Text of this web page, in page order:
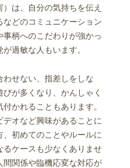
は、自分の気持ちを伝え
どのコミュニケーション
柄へのこだわりが強かっ
過敏な人もいます。
せない、指差しをしな
が多くなり、かんしゃく
かれることもあります。
オなど興味があることに
初めてのことやルールに
ケースも少なくありませ
間関係や臨機応変な対応が